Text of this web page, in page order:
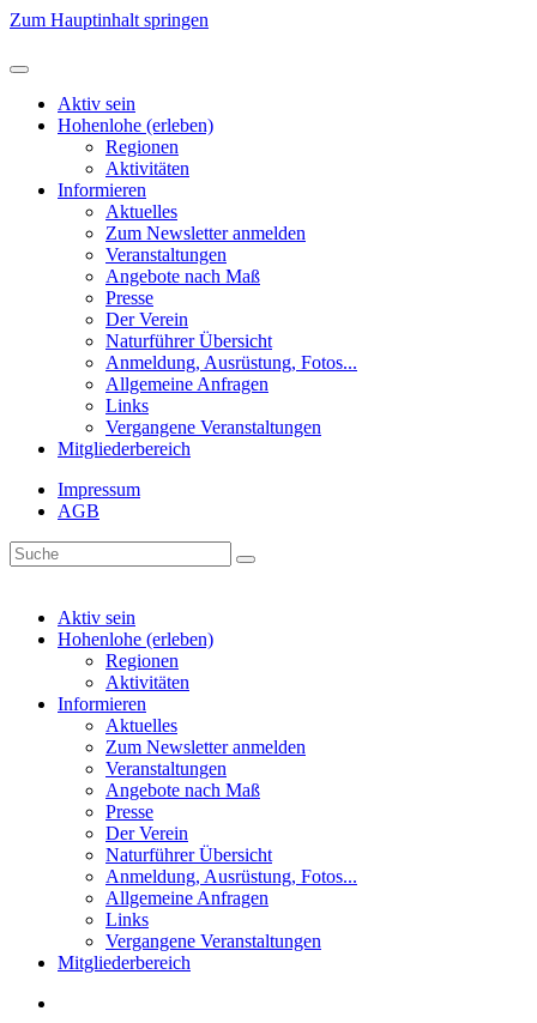
Zum Hauptinhalt springen
Aktiv sein
Hohenlohe (erleben)
Regionen
Aktivitäten
Informieren
Aktuelles
Zum Newsletter anmelden
Veranstaltungen
Angebote nach Maß
Presse
Der Verein
Naturführer Übersicht
Anmeldung, Ausrüstung, Fotos...
Allgemeine Anfragen
Links
Vergangene Veranstaltungen
Mitgliederbereich
Impressum
AGB
Aktiv sein
Hohenlohe (erleben)
Regionen
Aktivitäten
Informieren
Aktuelles
Zum Newsletter anmelden
Veranstaltungen
Angebote nach Maß
Presse
Der Verein
Naturführer Übersicht
Anmeldung, Ausrüstung, Fotos...
Allgemeine Anfragen
Links
Vergangene Veranstaltungen
Mitgliederbereich